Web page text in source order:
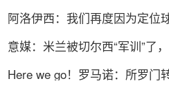
阿洛伊西：我们再度因为定位
意媒：米兰被切尔西“军训”了
Here we go！罗马诺：所罗门